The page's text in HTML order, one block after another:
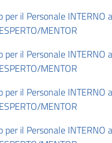
per il Personale INTERNO
MENTOR
per il Personale INTERNO
MENTOR
per il Personale INTERNO
MENTOR
per il Personale INTERNO